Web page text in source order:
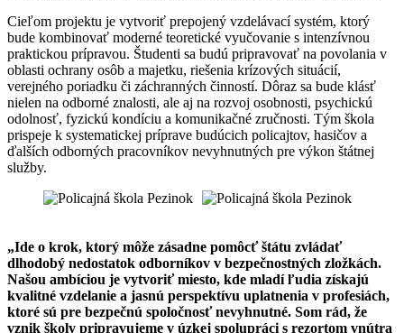
Cieľom projektu je vytvoriť prepojený vzdelávací systém, ktorý
bude kombinovať moderné teoretické vyučovanie s intenzívnou
praktickou prípravou. Študenti sa budú pripravovať na povolania v
oblasti ochrany osôb a majetku, riešenia krízových situácií,
verejného poriadku či záchranných činností. Dôraz sa bude klásť
nielen na odborné znalosti, ale aj na rozvoj osobnosti, psychickú
odolnosť, fyzickú kondíciu a komunikačné zručnosti. Tým škola
prispeje k systematickej príprave budúcich policajtov, hasičov a
ďalších odborných pracovníkov nevyhnutných pre výkon štátnej
služby.
„Ide o krok, ktorý môže zásadne pomôcť štátu zvládať
dlhodobý nedostatok odborníkov v bezpečnostných zložkách.
Našou ambíciou je vytvoriť miesto, kde mladí ľudia získajú
kvalitné vzdelanie a jasnú perspektívu uplatnenia v profesiách,
ktoré sú pre bezpečnú spoločnosť nevyhnutné. Som rád, že
vznik školy pripravujeme v úzkej spolupráci s rezortom vnútra